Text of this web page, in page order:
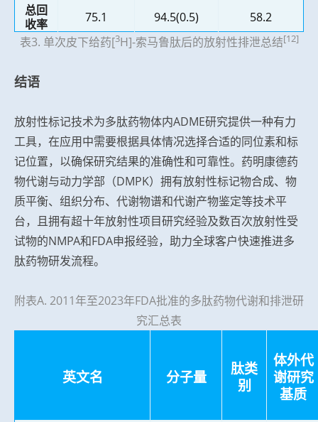
总回
收率
75.1 94.5(0.5)
58.2
表3. 单次皮下给药[3H]-索马鲁肽后的放射性排泄总结[12]
结语
放射性标记技术为多肽药物体内ADME研究提供一种有力
工具，在应用中需要根据具体情况选择合适的同位素和标
记位置，以确保研究结果的准确性和可靠性。药明康德药
物代谢与动力学部（DMPK）拥有放射性标记物合成、物
质平衡、组织分布、代谢物谱和代谢产物鉴定等技术平
台，且拥有超十年放射性项目研究经验及数百次放射性受
试物的NMPA和FDA申报经验，助力全球客户快速推进多
肽药物研发流程。
附表A. 2011年至2023年FDA批准的多肽药物代谢和排泄研
究汇总表
英文名 分子量
肽类
别
体外代
谢研究
基质